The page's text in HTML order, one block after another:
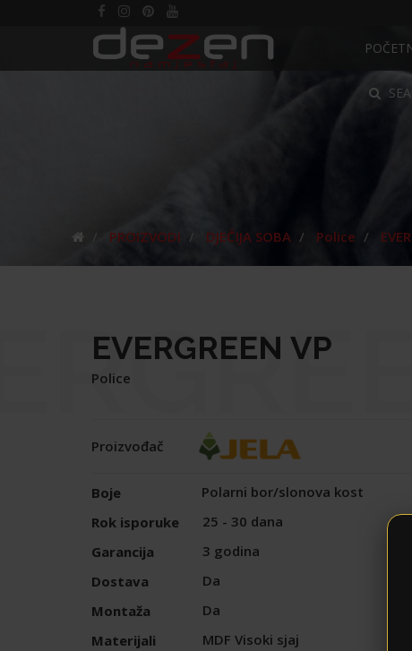
PROIZVODI DJEČIJA SOBA Police
EVERGREEN VP
Police
Proizvođač
Boje
Polarni bor/slonova kost
Rok isporuke
25 - 30 dana
Garancija
3 godina
Dostava
Da
Montaža
Da
Materijali
MDF Visoki sjaj